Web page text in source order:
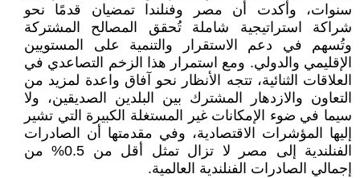
سنوات، وأكدت أن مصر وفنلندا تمضيان قدمًا نحو
شراكة استراتيجية شاملة تُحقق المصالح المشتركة
وتُسهم في دعم الاستقرار والتنمية على المستويين
الإقليمي والدولي. ومع استمرار هذا الزخم التصاعدي في
العلاقات الثنائية، تتجه الأنظار نحو آفاق واعدة لمزيد من
التعاون والازدهار المشترك بين البلدين الصديقين، ولا
سيما في ضوء الإمكانات غير المستغلة الكبيرة التي تشير
إليها المؤشرات الاقتصادية، وفي مقدمتها أن الصادرات
الفنلندية إلى مصر لا تزال تمثل أقل من 0.5% من
إجمالي الصادرات الفنلندية العالمية.